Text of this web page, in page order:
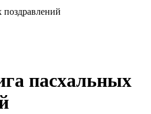
поздравлений
пасхальных